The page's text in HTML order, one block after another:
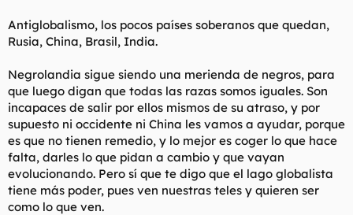
Antiglobalismo, los pocos países soberanos que quedan,
Rusia, China, Brasil, India.
Negrolandia sigue siendo una merienda de negros, para
que luego digan que todas las razas somos iguales. Son
incapaces de salir por ellos mismos de su atraso, y por
supuesto ni occidente ni China les vamos a ayudar, porque
es que no tienen remedio, y lo mejor es coger lo que hace
falta, darles lo que pidan a cambio y que vayan
evolucionando. Pero sí que te digo que el lago globalista
tiene más poder, pues ven nuestras teles y quieren ser
como lo que ven.